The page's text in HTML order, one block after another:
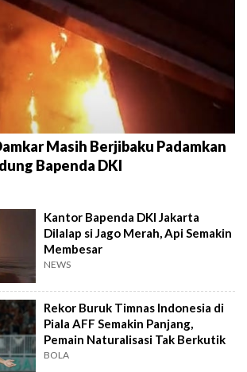
Masih Berjibaku Padamkan
Bapenda DKI
Kantor Bapenda DKI Jakarta
Dilalap si Jago Merah, Api Semakin
Membesar
NEWS
Rekor Buruk Timnas Indonesia di
Piala AFF Semakin Panjang,
Pemain Naturalisasi Tak Berkutik
BOLA